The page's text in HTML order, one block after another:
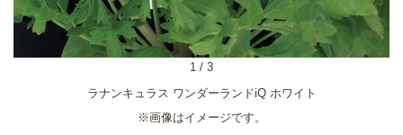
ラナンキュラス ワンダーランドiQ ホワイト
※画像はイメージです。
1 / 3